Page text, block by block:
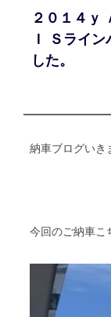
プライバシーポリシー
２０１４ｙ
Ｉ Ｓライ
した。
納車ブログいき
今回のご納車こ